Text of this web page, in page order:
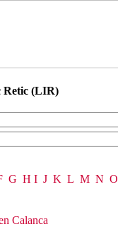
Retic (LIR)
G H I J K L M N O
Calanca